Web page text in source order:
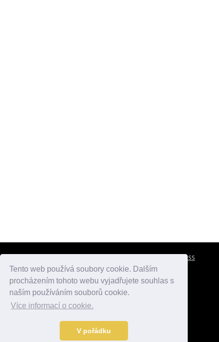
Tento web používá soubory cookie. Dalším
procházením tohoto webu vyjadřujete souhlas s
naším používáním souborů cookie.
Více informací o cookie.
V pořádku
RSS
atlaspamatek.info
Data o počasí jsou přebírána z
Kontakt:mail@desperado.cz